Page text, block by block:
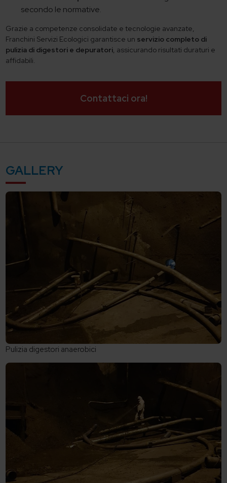
secondo le normative.
Grazie a competenze consolidate e tecnologie avanzate,
Franchini Servizi Ecologici garantisce un servizio completo di
pulizia di digestori e depuratori, assicurando risultati duraturi e
affidabili.
Contattaci ora!
GALLERY
Pulizia digestori anaerobici